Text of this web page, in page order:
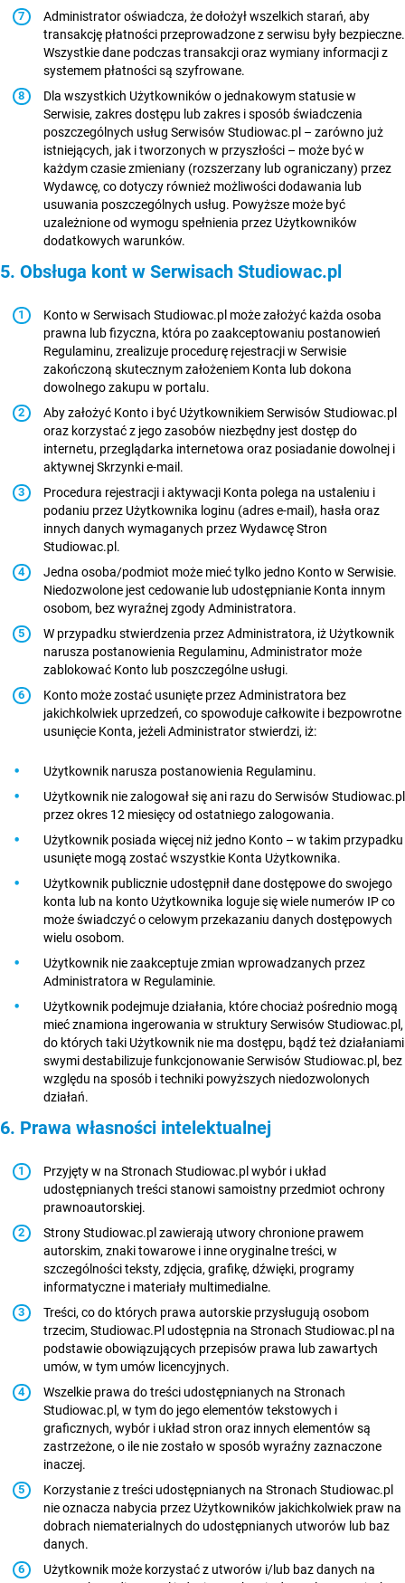
Administrator oświadcza, że dołożył wszelkich starań, aby
transakcję płatności przeprowadzone z serwisu były bezpieczne.
Wszystkie dane podczas transakcji oraz wymiany informacji z
systemem płatności są szyfrowane.
Dla wszystkich Użytkowników o jednakowym statusie w
Serwisie, zakres dostępu lub zakres i sposób świadczenia
poszczególnych usług Serwisów Studiowac.pl – zarówno już
istniejących, jak i tworzonych w przyszłości – może być w
każdym czasie zmieniany (rozszerzany lub ograniczany) przez
Wydawcę, co dotyczy również możliwości dodawania lub
usuwania poszczególnych usług. Powyższe może być
uzależnione od wymogu spełnienia przez Użytkowników
dodatkowych warunków.
5. Obsługa kont w Serwisach Studiowac.pl
Konto w Serwisach Studiowac.pl może założyć każda osoba
prawna lub fizyczna, która po zaakceptowaniu postanowień
Regulaminu, zrealizuje procedurę rejestracji w Serwisie
zakończoną skutecznym założeniem Konta lub dokona
dowolnego zakupu w portalu.
Aby założyć Konto i być Użytkownikiem Serwisów Studiowac.pl
oraz korzystać z jego zasobów niezbędny jest dostęp do
internetu, przeglądarka internetowa oraz posiadanie dowolnej i
aktywnej Skrzynki e-mail.
Procedura rejestracji i aktywacji Konta polega na ustaleniu i
podaniu przez Użytkownika loginu (adres e-mail), hasła oraz
innych danych wymaganych przez Wydawcę Stron
Studiowac.pl.
Jedna osoba/podmiot może mieć tylko jedno Konto w Serwisie.
Niedozwolone jest cedowanie lub udostępnianie Konta innym
osobom, bez wyraźnej zgody Administratora.
W przypadku stwierdzenia przez Administratora, iż Użytkownik
narusza postanowienia Regulaminu, Administrator może
zablokować Konto lub poszczególne usługi.
Konto może zostać usunięte przez Administratora bez
jakichkolwiek uprzedzeń, co spowoduje całkowite i bezpowrotne
usunięcie Konta, jeżeli Administrator stwierdzi, iż:
Użytkownik narusza postanowienia Regulaminu.
Użytkownik nie zalogował się ani razu do Serwisów Studiowac.pl
przez okres 12 miesięcy od ostatniego zalogowania.
Użytkownik posiada więcej niż jedno Konto – w takim przypadku
usunięte mogą zostać wszystkie Konta Użytkownika.
Użytkownik publicznie udostępnił dane dostępowe do swojego
konta lub na konto Użytkownika loguje się wiele numerów IP co
może świadczyć o celowym przekazaniu danych dostępowych
wielu osobom.
Użytkownik nie zaakceptuje zmian wprowadzanych przez
Administratora w Regulaminie.
Użytkownik podejmuje działania, które chociaż pośrednio mogą
mieć znamiona ingerowania w struktury Serwisów Studiowac.pl,
do których taki Użytkownik nie ma dostępu, bądź też działaniami
swymi destabilizuje funkcjonowanie Serwisów Studiowac.pl, bez
względu na sposób i techniki powyższych niedozwolonych
działań.
6. Prawa własności intelektualnej
Przyjęty w na Stronach Studiowac.pl wybór i układ
udostępnianych treści stanowi samoistny przedmiot ochrony
prawnoautorskiej.
Strony Studiowac.pl zawierają utwory chronione prawem
autorskim, znaki towarowe i inne oryginalne treści, w
szczególności teksty, zdjęcia, grafikę, dźwięki, programy
informatyczne i materiały multimedialne.
Treści, co do których prawa autorskie przysługują osobom
trzecim, Studiowac.Pl udostępnia na Stronach Studiowac.pl na
podstawie obowiązujących przepisów prawa lub zawartych
umów, w tym umów licencyjnych.
Wszelkie prawa do treści udostępnianych na Stronach
Studiowac.pl, w tym do jego elementów tekstowych i
graficznych, wybór i układ stron oraz innych elementów są
zastrzeżone, o ile nie zostało w sposób wyraźny zaznaczone
inaczej.
Korzystanie z treści udostępnianych na Stronach Studiowac.pl
nie oznacza nabycia przez Użytkowników jakichkolwiek praw na
dobrach niematerialnych do udostępnianych utworów lub baz
danych.
Użytkownik może korzystać z utworów i/lub baz danych na